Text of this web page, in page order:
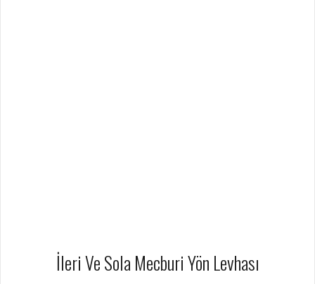
İleri Ve Sola Mecburi Yön Levhası